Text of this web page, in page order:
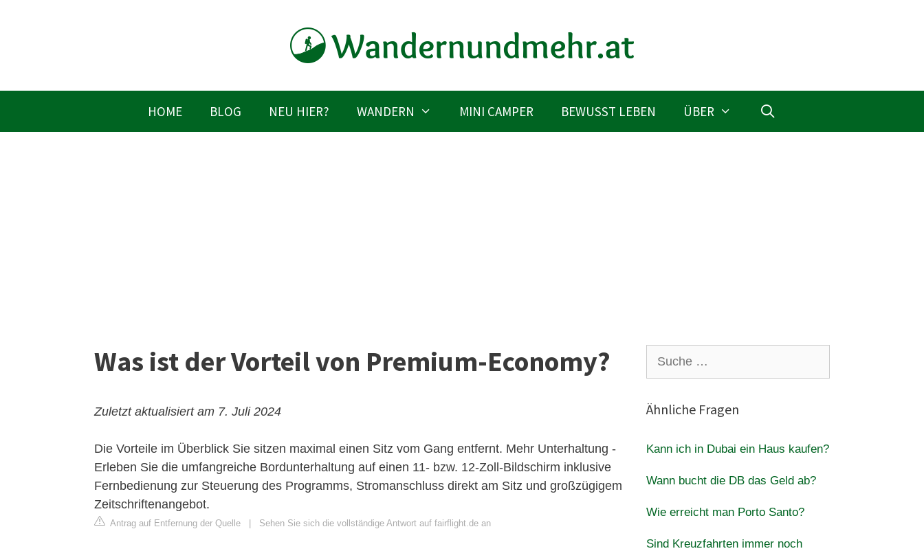
HOME BLOG NEU HIER? WANDERN MINI CAMPER BEWUSST LEBEN ÜBER
Was ist der Vorteil von Premium-Economy?
Zuletzt aktualisiert am 7. Juli 2024
Die Vorteile im Überblick Sie sitzen maximal einen Sitz vom Gang entfernt. Mehr Unterhaltung -
Erleben Sie die umfangreiche Bordunterhaltung auf einen 11- bzw. 12-Zoll-Bildschirm inklusive
Fernbedienung zur Steuerung des Programms, Stromanschluss direkt am Sitz und großzügigem
Zeitschriftenangebot.
Antrag auf Entfernung der Quelle Sehen Sie sich die vollständige Antwort auf fairflight.de an
nach:
Ähnliche Fragen
Kann ich in Dubai ein Haus kaufen?
Wann bucht die DB das Geld ab?
Wie erreicht man Porto Santo?
Sind Kreuzfahrten immer noch